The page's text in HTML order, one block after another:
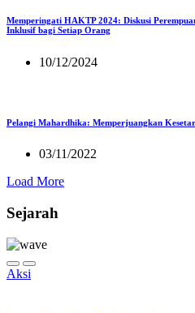
Memperingati HAKTP 2024: Diskusi
Inklusif bagi Setiap Orang
10/12/2024
Pelangi Mahardhika: Memperjuangkan
03/11/2022
Load More
Sejarah
Aksi